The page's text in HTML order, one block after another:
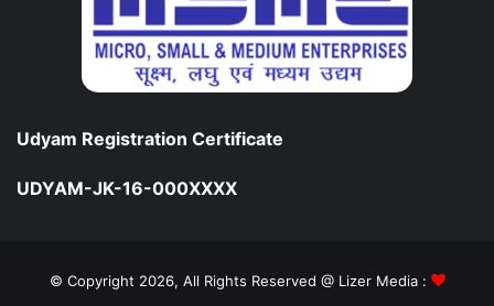
Udyam Registration Certificate
UDYAM-JK-16-000XXXX
© Copyright 2026, All Rights Reserved @ Lizer Media :